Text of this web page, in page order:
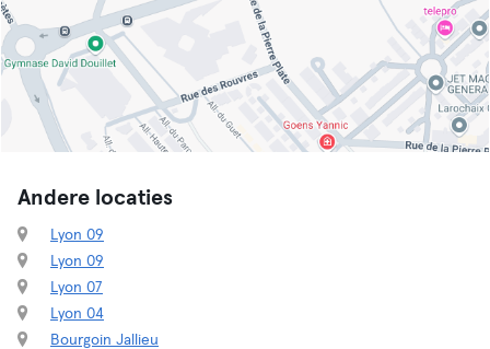
Andere locaties
Lyon 09
Lyon 09
Lyon 07
Lyon 04
Bourgoin Jallieu